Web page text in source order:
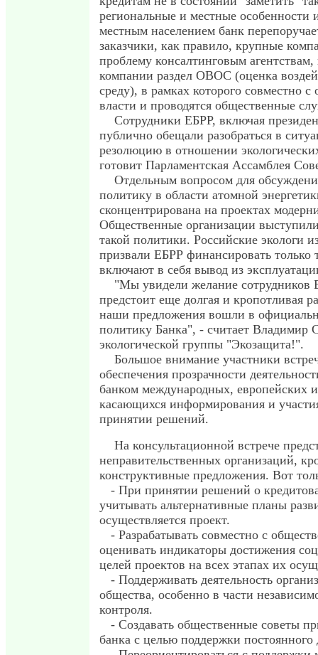
региональные и местные особенности
местным населением банк
заказчики, как правило, крупные
проблему консалтинговым
компании раздел ОВОС (оценка
среду), в рамках которого совместно с
власти и проводятся общественные
Сотрудники ЕБРР, включая
публично обещали разобраться в
резолюцию в отношении
готовит Парламентская Ассамблея
Отдельным вопросом для
политику в области атомной
сконцентрирована на проектах
Общественные организации
такой политики. Российские экологи
призвали ЕБРР финансировать только
включают в себя вывод из
"Мы увидели желание сотрудников
предстоит еще долгая и кропотливая
наши предложения вошли в
политику Банка", - считает Владимир
экологической группы "Экозащита!".
Большое внимание участники
обеспечения прозрачности
банком международных, европейских
касающихся информирования и
принятии решений.
На консультационной встрече
неправительственных организаций,
конструктивные предложения. Вот
- При принятии решений о
учитывать альтернативные планы
осуществляется проект.
- Разрабатывать совместно с
оценивать индикаторы достижения
целей проектов на всех этапах их
- Поддерживать деятельность
общества, особенно в части
контроля.
- Создавать общественные советы
банка с целью поддержки